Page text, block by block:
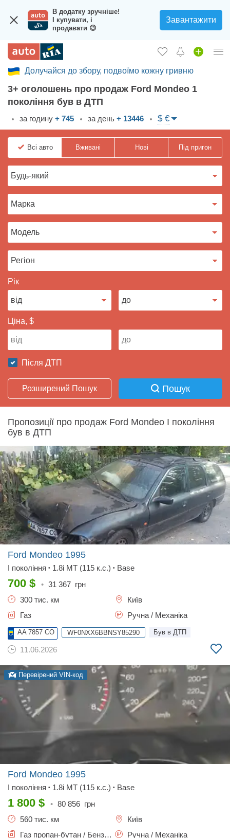
В додатку зручніше!
І купувати, і
продавати 😉
Завантажити
Увійти в кабінет
Збір на авто для ЗСУ
Вживані авто
Нові авто
Новини
Відгуки про авто
Завантажити додаток
Долучайся до збору, подвоїмо кожну гривню
3+ оголошень про продаж Ford Mondeo 1
покоління був в ДТП
за годину + 745 за день + 13446 $ €
Всі авто Вживані Нові Під пригон
Рік
Ціна, $
Після ДТП
Розширений Пошук Пошук
Пропозиції про продаж Ford Mondeo I покоління
був в ДТП
Ford Mondeo 1995
I покоління • 1.8i MT (115 к.с.) • Base
700 $ • 31 367 грн
300 тис. км
Київ
Газ
Ручна / Механіка
AA 7857 CO WF0NXX6BBNSY85290 Був в ДТП
11.06.2026
Перевірений VIN-код
Ford Mondeo 1995
I покоління • 1.8i MT (115 к.с.) • Base
1 800 $ • 80 856 грн
560 тис. км
Київ
Газ пропан-бутан / Бензин, 1.8 л.
Ручна / Механіка